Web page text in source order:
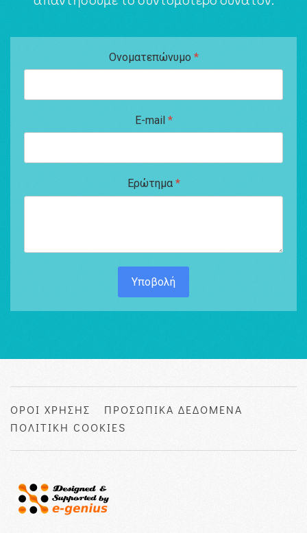
Ονοματεπώνυμο *
E-mail *
Ερώτημα *
Υποβολή
ΟΡΟΙ ΧΡΗΣΗΣ
ΠΡΟΣΩΠΙΚΑ ΔΕΔΟΜΕΝΑ
ΠΟΛΙΤΙΚΗ COOKIES